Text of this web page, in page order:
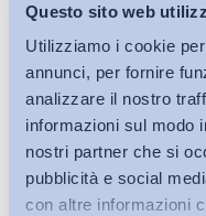
Questo sito web
Utilizziamo i cookie
annunci, per fornire
analizzare il nostro
informazioni sul modo
nostri partner che si
pubblicità e social
con altre informazioni